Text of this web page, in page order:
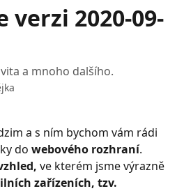
verzi 2020-09-
a mnoho dalšího.
a s ním bychom vám rádi
do webového rozhraní.
ve kterém jsme výrazně
zařízeních, tzv.